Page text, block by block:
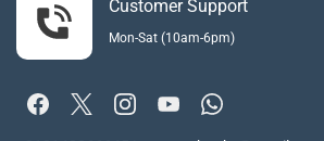
Customer Support
Mon-Sat (10am-6pm)